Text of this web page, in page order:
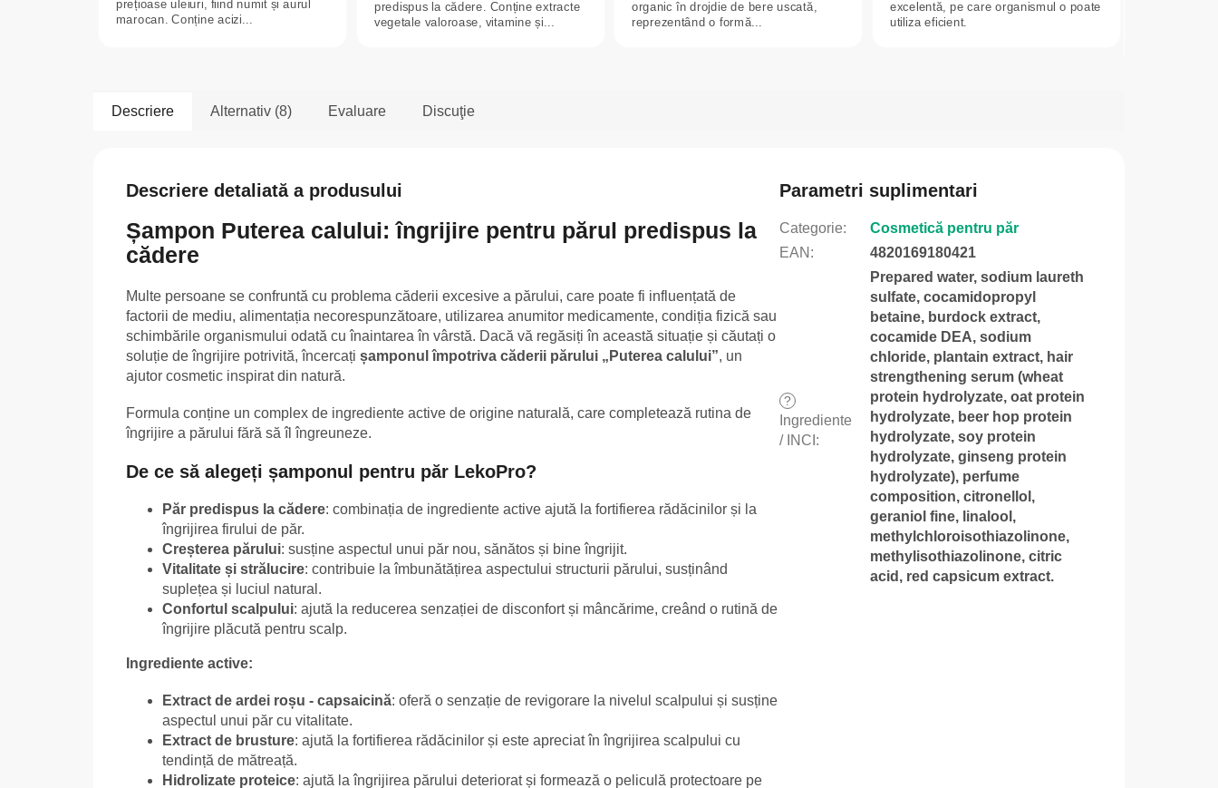
prețioase uleiuri, fiind numit și aurul
marocan. Conține acizi...
predispus la cădere. Conține extracte
vegetale valoroase, vitamine și...
organic în drojdie de bere uscată,
reprezentând o formă...
excelentă, pe care organismul o poate
utiliza eficient.
Descriere Alternativ (8) Evaluare Discuţie
Descriere detaliată a produsului
Șampon Puterea calului: îngrijire pentru părul predispus la
cădere
Multe persoane se confruntă cu problema căderii excesive a părului, care poate fi influențată de
factorii de mediu, alimentația necorespunzătoare, utilizarea anumitor medicamente, condiția fizică sau
schimbările organismului odată cu înaintarea în vârstă. Dacă vă regăsiți în această situație și căutați o
soluție de îngrijire potrivită, încercați șamponul împotriva căderii părului „Puterea calului”, un
ajutor cosmetic inspirat din natură.
Formula conține un complex de ingrediente active de origine naturală, care completează rutina de
îngrijire a părului fără să îl îngreuneze.
De ce să alegeți șamponul pentru păr LekoPro?
Păr predispus la cădere: combinația de ingrediente active ajută la fortifierea rădăcinilor și la
îngrijirea firului de păr.
Creșterea părului: susține aspectul unui păr nou, sănătos și bine îngrijit.
Vitalitate și strălucire: contribuie la îmbunătățirea aspectului structurii părului, susținând
suplețea și luciul natural.
Confortul scalpului: ajută la reducerea senzației de disconfort și mâncărime, creând o rutină de
îngrijire plăcută pentru scalp.
Ingrediente active:
Extract de ardei roșu - capsaicină: oferă o senzație de revigorare la nivelul scalpului și susține
aspectul unui păr cu vitalitate.
Extract de brusture: ajută la fortifierea rădăcinilor și este apreciat în îngrijirea scalpului cu
tendință de mătreață.
Hidrolizate proteice: ajută la îngrijirea părului deteriorat și formează o peliculă protectoare pe
Parametri suplimentari
Categorie:
Cosmetică pentru păr
EAN : 4820169180421
?
Ingrediente
/ INCI :
Prepared water, sodium laureth
sulfate, cocamidopropyl
betaine, burdock extract,
cocamide DEA, sodium
chloride, plantain extract, hair
strengthening serum (wheat
protein hydrolyzate, oat protein
hydrolyzate, beer hop protein
hydrolyzate, soy protein
hydrolyzate, ginseng protein
hydrolyzate), perfume
composition, citronellol,
geraniol fine, linalool,
methylchloroisothiazolinone,
methylisothiazolinone, citric
acid, red capsicum extract.